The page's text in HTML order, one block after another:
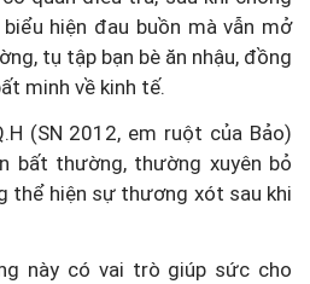
hiện đau buồn mà vẫn mở
tụ tập bạn bè ăn nhậu, đồng
minh về kinh tế.
(SN 2012, em ruột của Bảo)
bất thường, thường xuyên bỏ
thể hiện sự thương xót sau khi
này có vai trò giúp sức cho